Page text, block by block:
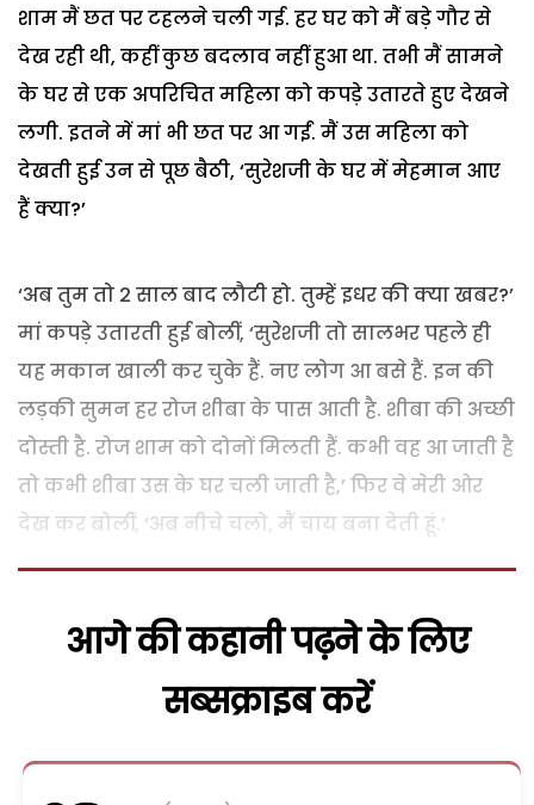
शाम मैं छत पर टहलने चली गई. हर घर को मैं बड़े गौर से
देख रही थी, कहीं कुछ बदलाव नहीं हुआ था. तभी मैं सामने
के घर से एक अपरिचित महिला को कपड़े उतारते हुए देखने
लगी. इतने में मां भी छत पर आ गईं. मैं उस महिला को
देखती हुई उन से पूछ बैठी, ‘सुरेशजी के घर में मेहमान आए
हैं क्या?’
‘अब तुम तो 2 साल बाद लौटी हो. तुम्हें इधर की क्या खबर?’
मां कपड़े उतारती हुई बोलीं, ‘सुरेशजी तो सालभर पहले ही
यह मकान खाली कर चुके हैं. नए लोग आ बसे हैं. इन की
लड़की सुमन हर रोज शीबा के पास आती है. शीबा की अच्छी
दोस्ती है. रोज शाम को दोनों मिलती हैं. कभी वह आ जाती है
तो कभी शीबा उस के घर चली जाती है,’ फिर वे मेरी ओर
देख कर बोलीं, ‘अब नीचे चलो, मैं चाय बना देती हूं.’
आगे की कहानी पढ़ने के लिए
सब्सक्राइब करें